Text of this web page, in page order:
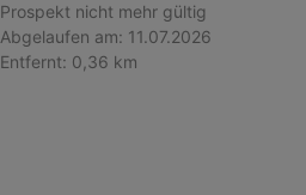
Prospekt nicht mehr gültig
Abgelaufen am: 11.07.2026
Entfernt: 0,36 km